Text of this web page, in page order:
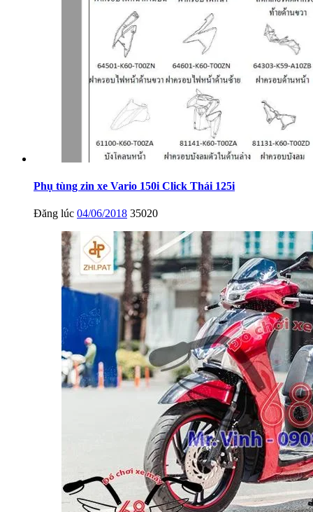
Phụ tùng zin xe Vario 150i Click Thái 125i
Đăng lúc 04/06/2018 35020